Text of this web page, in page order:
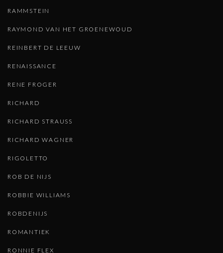
RAMMSTEIN
RAYMOND VAN HET GROENEWOUD
REINBERT DE LEEUW
RENAISSANCE
RENE FROGER
RICHARD
RICHARD STRAUSS
RICHARD WAGNER
RIGOLETTO
ROB DE NIJS
ROBBIE WILLIAMS
ROBDENIJS
ROMANTIEK
RONNIE FLEX